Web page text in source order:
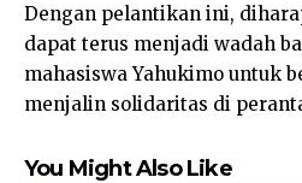
Dengan pelantikan ini,
dapat terus menjadi wadah
mahasiswa Yahukimo untuk
menjalin solidaritas di
You Might Also Like